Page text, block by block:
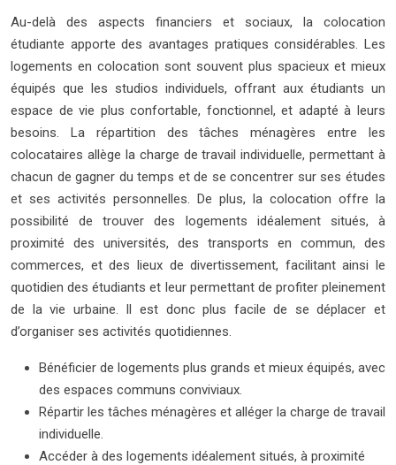
Au-delà des aspects financiers et sociaux, la colocation
étudiante apporte des avantages pratiques considérables. Les
logements en colocation sont souvent plus spacieux et mieux
équipés que les studios individuels, offrant aux étudiants un
espace de vie plus confortable, fonctionnel, et adapté à leurs
besoins. La répartition des tâches ménagères entre les
colocataires allège la charge de travail individuelle, permettant à
chacun de gagner du temps et de se concentrer sur ses études
et ses activités personnelles. De plus, la colocation offre la
possibilité de trouver des logements idéalement situés, à
proximité des universités, des transports en commun, des
commerces, et des lieux de divertissement, facilitant ainsi le
quotidien des étudiants et leur permettant de profiter pleinement
de la vie urbaine. Il est donc plus facile de se déplacer et
d’organiser ses activités quotidiennes.
Bénéficier de logements plus grands et mieux équipés, avec
des espaces communs conviviaux.
Répartir les tâches ménagères et alléger la charge de travail
individuelle.
Accéder à des logements idéalement situés, à proximité